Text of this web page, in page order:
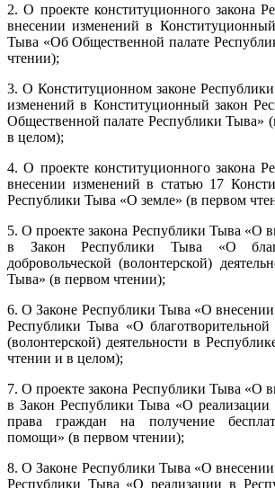
2. О проекте конституционного закона
внесении изменений в
Тыва «Об Общественной палате
чтении);
3. О Конституционном законе
изменений в Конституционный закон
Общественной палате Республики Тыва»
в целом);
4. О проекте конституционного закона
внесении изменений в статью 17
Республики Тыва «О земле» (в первом
5. О проекте закона Республики Тыва «О
в Закон Республики Тыва «О
добровольческой (волонтерской)
Тыва» (в первом чтении);
6. О Законе Республики Тыва «О
Республики Тыва «О благотворительной
(волонтерской) деятельности в
чтении и в целом);
7. О проекте закона Республики Тыва «О
в Закон Республики Тыва «О реализации
права граждан на получение
помощи» (в первом чтении);
8. О Законе Республики Тыва «О
Республики Тыва «О реализации в